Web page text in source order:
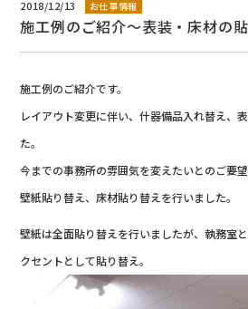
新着情報
プライバシーポリシー
2018/12/13 お仕事情報
施工例のご紹介～表装・床材の
施工例のご紹介です。
レイアウト変更に伴い、什器備品入れ替え、
た。
今までの事務所の雰囲気を変えたいとのご要望
壁紙貼り替え、床材貼り替えを行いました。
壁紙は全面貼り替えを行いましたが、執務室
クセントとして貼り替え。